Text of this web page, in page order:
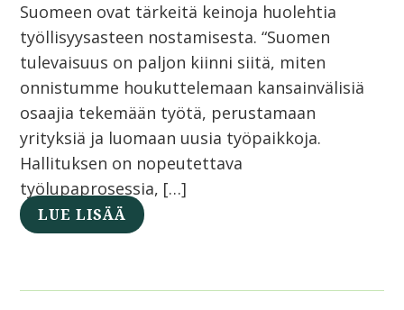
Suomeen ovat tärkeitä keinoja huolehtia
työllisyysasteen nostamisesta. “Suomen
tulevaisuus on paljon kiinni siitä, miten
onnistumme houkuttelemaan kansainvälisiä
osaajia tekemään työtä, perustamaan
yrityksiä ja luomaan uusia työpaikkoja.
Hallituksen on nopeutettava
työlupaprosessia, […]
LUE LISÄÄ